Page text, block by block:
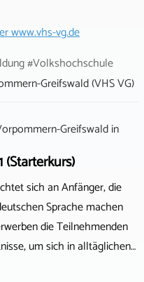
www.vhs-vg.de
#Volkshochschule
Greifswald (VHS VG)
Greifswaldin
(Starterkurs)
sich an Anfänger, die
Sprache machen
die Teilnehmenden
um sich in alltäglichen…